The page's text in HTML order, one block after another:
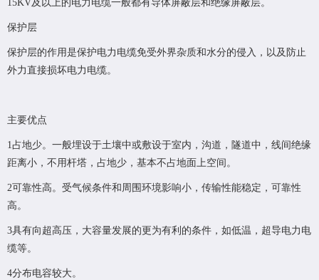
15KV及以上的电力电缆一般都有导体屏蔽层和绝缘屏蔽层。
保护层
保护层的作用是保护电力电缆免受外界杂质和水分的侵入，以及防止
外力直接损坏电力电缆。
主要优点
1占地少。一般埋设于土壤中或敷设于室内，沟道，隧道中，线间绝缘
距离小，不用杆塔，占地少，基本不占地面上空间。
2可靠性高。受气候条件和周围环境影响小，传输性能稳定，可靠性
高。
3具有向超高压，大容量发展的更为有利的条件，如低温，超导电力电
缆等。
4分布电容较大。